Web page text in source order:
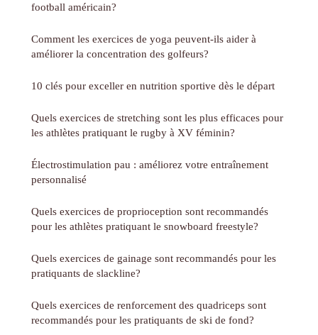
football américain?
Comment les exercices de yoga peuvent-ils aider à
améliorer la concentration des golfeurs?
10 clés pour exceller en nutrition sportive dès le départ
Quels exercices de stretching sont les plus efficaces pour
les athlètes pratiquant le rugby à XV féminin?
Électrostimulation pau : améliorez votre entraînement
personnalisé
Quels exercices de proprioception sont recommandés
pour les athlètes pratiquant le snowboard freestyle?
Quels exercices de gainage sont recommandés pour les
pratiquants de slackline?
Quels exercices de renforcement des quadriceps sont
recommandés pour les pratiquants de ski de fond?